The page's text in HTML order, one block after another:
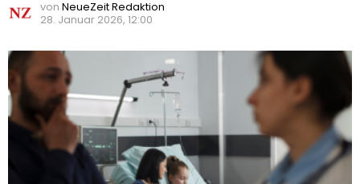
von NeueZeit Redaktion
28. Januar 2026, 12:00